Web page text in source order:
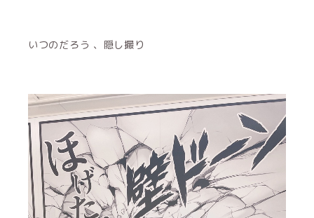
いつのだろう 、隠し撮り